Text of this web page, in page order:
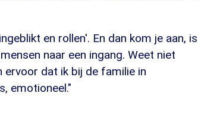
en rollen'. En dan kom je aan, is
naar een ingang. Weet niet
dat ik bij de familie in
emotioneel."